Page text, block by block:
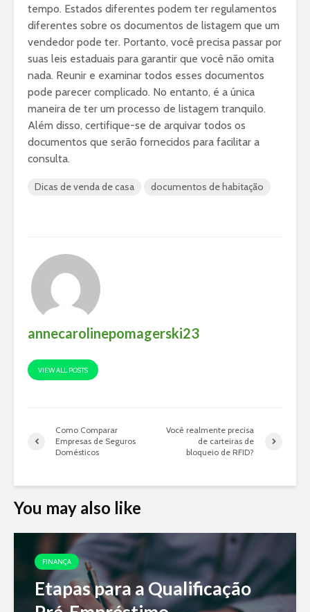
tempo. Estados diferentes podem ter regulamentos
diferentes sobre os documentos de listagem que um
vendedor pode ter. Portanto, você precisa passar por
suas leis estaduais para garantir que você não omita
nada. Reunir e examinar todos esses documentos
pode parecer complicado. No entanto, é a única
maneira de ter um processo de listagem tranquilo.
Além disso, certifique-se de arquivar todos os
documentos que serão fornecidos para facilitar a
consulta.
Dicas de venda de casa documentos de habitação
annecarolinepomagerski23
VIEW ALL POSTS
Como Comparar
Empresas de Seguros
Domésticos
Você realmente precisa
de carteiras de
bloqueio de RFID?
You may also like
FINANÇA
Etapas para a Qualificação